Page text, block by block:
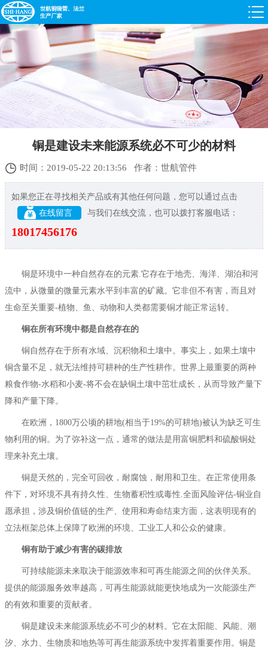
铜是建设未来能源系统必不可少的材料
时间：2019-05-22 20:13:56 作者：世航管件
如果您正在寻找相关产品或有其他任何问题，您可以通过点击
在线留言
与我们在线交流，也可以拨打客服电话：
18017456176
铜是环境中一种自然存在的元素.它存在于地壳、海洋、湖泊和河
流中，从微量的微量元素水平到丰富的矿藏。它非但不有害，而且对
生命至关重要-植物、鱼、动物和人类都需要铜才能正常运转。
铜在所有环境中都是自然存在的
铜自然存在于所有水域、沉积物和土壤中。事实上，如果土壤中
铜含量不足，就无法维持可耕种的生产性耕作。世界上最重要的两种
粮食作物-水稻和小麦-将不会在缺铜土壤中茁壮成长，从而导致产量下
降和产量下降。
在欧洲，1800万公顷的耕地(相当于19%的可耕地)被认为缺乏可生
物利用的铜。为了弥补这一点，通常的做法是用富铜肥料和硫酸铜处
理来补充土壤。
铜是天然的，完全可回收，耐腐蚀，耐用和卫生。在正常使用条
件下，对环境不具有持久性、生物蓄积性或毒性.全面风险评估-铜业自
愿承担，涉及铜价值链的生产、使用和寿命结束方面，这表明现有的
立法框架总体上保障了欧洲的环境、工业工人和公众的健康。
铜有助于减少有害的碳排放
可持续能源未来取决于能源效率和可再生能源之间的伙伴关系。
提供的能源服务效率越高，可再生能源就能更快地成为一次能源生产
的有效和重要的贡献者。
铜是建设未来能源系统必不可少的材料。它在太阳能、风能、潮
汐、水力、生物质和地热等可再生能源系统中发挥着重要作用。铜是